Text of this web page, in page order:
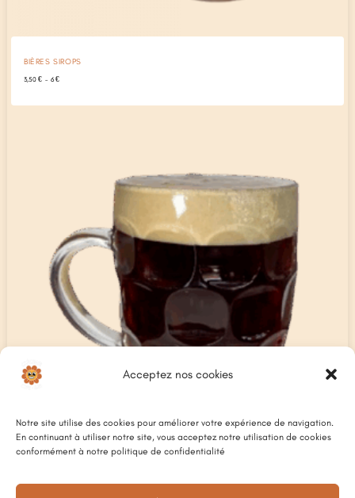
Acceptez nos cookies
Notre site utilise des cookies pour améliorer votre expérience de navigation.
En continuant à utiliser notre site, vous acceptez notre utilisation de cookies
conformément à notre politique de confidentialité
BIÈRES SIROPS
3,50 € – 6 €Plage